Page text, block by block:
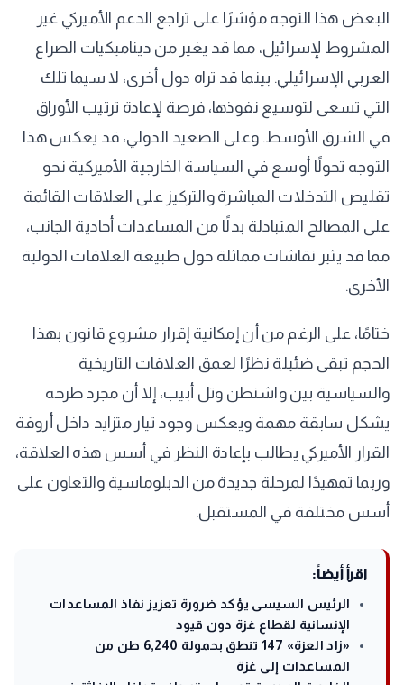
البعض هذا التوجه مؤشرًا على تراجع الدعم الأميركي غير
المشروط لإسرائيل، مما قد يغير من ديناميكيات الصراع
العربي الإسرائيلي. بينما قد تراه دول أخرى، لا سيما تلك
التي تسعى لتوسيع نفوذها، فرصة لإعادة ترتيب الأوراق
في الشرق الأوسط. وعلى الصعيد الدولي، قد يعكس هذا
التوجه تحولًا أوسع في السياسة الخارجية الأميركية نحو
تقليص التدخلات المباشرة والتركيز على العلاقات القائمة
على المصالح المتبادلة بدلًا من المساعدات أحادية الجانب،
مما قد يثير نقاشات مماثلة حول طبيعة العلاقات الدولية
الأخرى.
ختامًا، على الرغم من أن إمكانية إقرار مشروع قانون بهذا
الحجم تبقى ضئيلة نظرًا لعمق العلاقات التاريخية
والسياسية بين واشنطن وتل أبيب، إلا أن مجرد طرحه
يشكل سابقة مهمة ويعكس وجود تيار متزايد داخل أروقة
القرار الأميركي يطالب بإعادة النظر في أسس هذه العلاقة،
وربما تمهيدًا لمرحلة جديدة من الدبلوماسية والتعاون على
أسس مختلفة في المستقبل.
اقرأ أيضاً:
الرئيس السيسى يؤكد ضرورة تعزيز نفاذ المساعدات
الإنسانية لقطاع غزة دون قيود
«زاد العزة» 147 تنطق بحمولة 6,240 طن من
المساعدات إلى غزة